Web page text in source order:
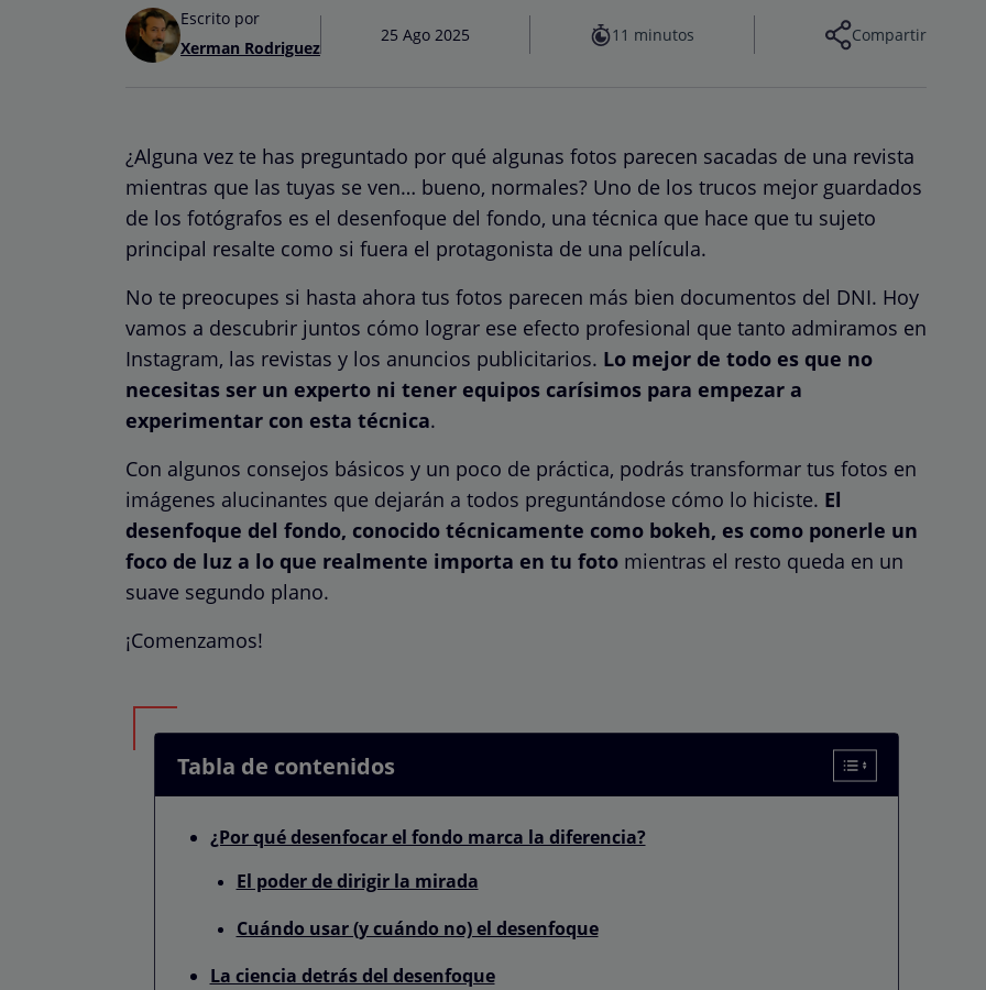
Escrito por
Xerman Rodriguez
25 Ago 2025 11 minutos Compartir
¿Alguna vez te has preguntado por qué algunas fotos parecen sacadas de una revista
mientras que las tuyas se ven… bueno, normales? Uno de los trucos mejor guardados
de los fotógrafos es el desenfoque del fondo, una técnica que hace que tu sujeto
principal resalte como si fuera el protagonista de una película.
No te preocupes si hasta ahora tus fotos parecen más bien documentos del DNI. Hoy
vamos a descubrir juntos cómo lograr ese efecto profesional que tanto admiramos en
Instagram, las revistas y los anuncios publicitarios. Lo mejor de todo es que no
necesitas ser un experto ni tener equipos carísimos para empezar a
experimentar con esta técnica.
Con algunos consejos básicos y un poco de práctica, podrás transformar tus fotos en
imágenes alucinantes que dejarán a todos preguntándose cómo lo hiciste. El
desenfoque del fondo, conocido técnicamente como bokeh, es como ponerle un
foco de luz a lo que realmente importa en tu foto mientras el resto queda en un
suave segundo plano.
¡Comenzamos!
Tabla de contenidos
¿Por qué desenfocar el fondo marca la diferencia?
El poder de dirigir la mirada
Cuándo usar (y cuándo no) el desenfoque
La ciencia detrás del desenfoque